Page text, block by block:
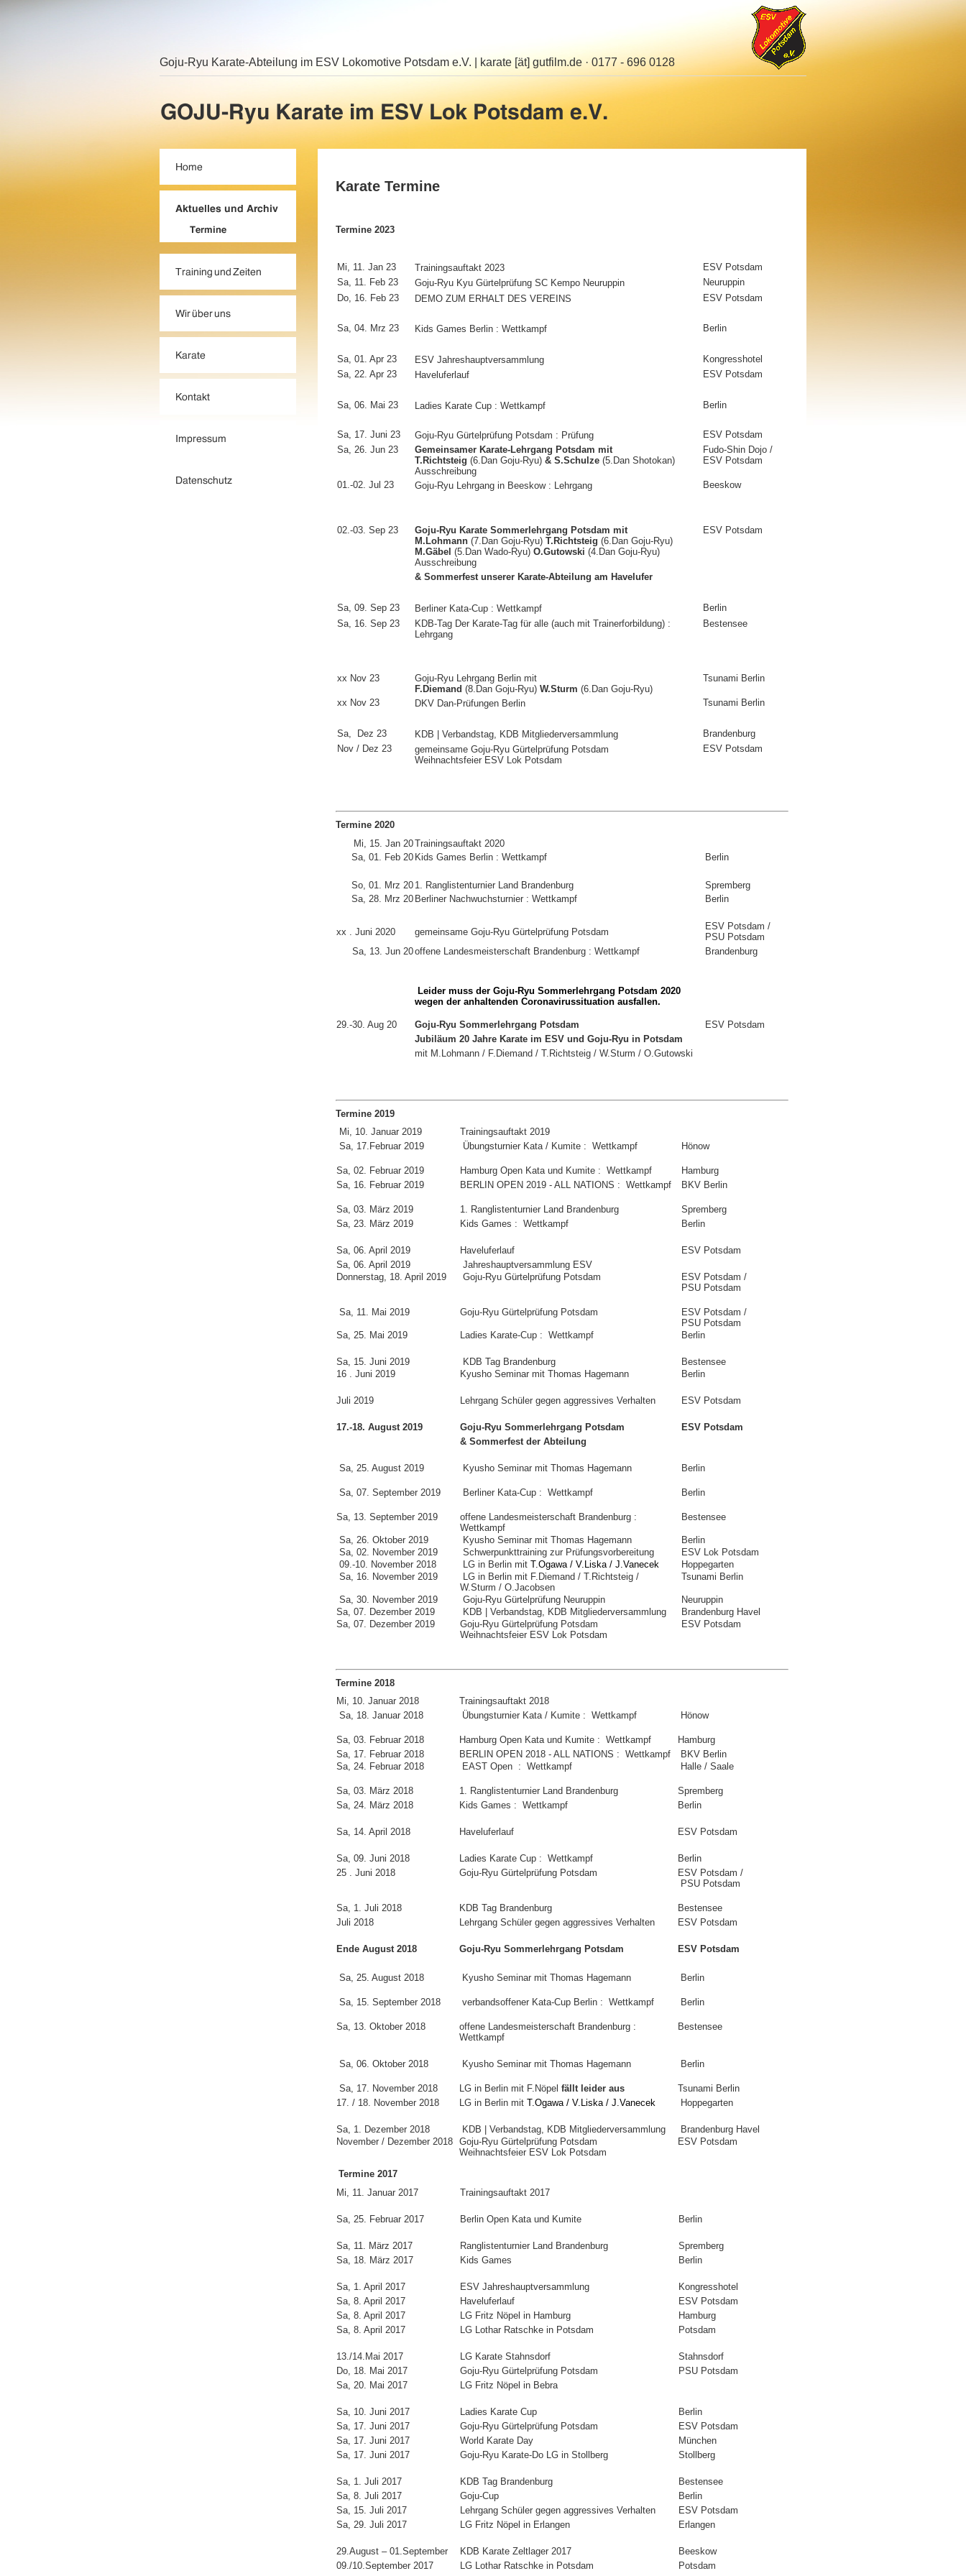
Goju-Ryu Karate-Abteilung im ESV Lokomotive Potsdam e.V. karate [ät] gutfilm.de · 0177 - 696 0128
Karate Termine
Termine 2023
Mi, 11. Jan 23 Trainingsauftakt 2023
ESV Potsdam
Sa, 11. Feb 23
Goju-Ryu Kyu Gürtelprüfung SC Kempo Neuruppin
Neuruppin
Do, 16. Feb 23
DEMO ZUM ERHALT DES VEREINS ESV Potsdam
Sa, 04. Mrz 23 Kids Games Berlin : Wettkampf Berlin
Sa, 01. Apr 23 ESV Jahreshauptversammlung
Kongresshotel
Sa, 22. Apr 23
Haveluferlauf ESV Potsdam
Sa, 06. Mai 23 Ladies Karate Cup : Wettkampf Berlin
Sa, 17. Juni 23 Goju-Ryu Gürtelprüfung Potsdam : Prüfung
ESV Potsdam
Sa, 26. Jun 23
Gemeinsamer Karate-Lehrgang Potsdam mit
T.Richtsteig (6.Dan Goju-Ryu) & S.Schulze (5.Dan Shotokan)
Ausschreibung
Fudo-Shin Dojo /
ESV Potsdam
01.-02. Jul 23 Goju-Ryu Lehrgang in Beeskow: Lehrgang Beeskow
02.-03. Sep 23 Goju-Ryu Karate Sommerlehrgang Potsdam mit
M.Lohmann (7.Dan Goju-Ryu) T.Richtsteig (6.Dan Goju-Ryu)
M.Gäbel (5.Dan Wado-Ryu) O.Gutowski (4.Dan Goju-Ryu)
Ausschreibung
ESV Potsdam
& Sommerfest unserer Karate-Abteilung am Havelufer
Sa, 09. Sep 23 Berliner Kata-Cup : Wettkampf
Berlin
Sa, 16. Sep 23
KDB-Tag Der Karate-Tag für alle (auch mit Trainerforbildung) :
Lehrgang
Bestensee
xx Nov 23
Goju-Ryu Lehrgang Berlin mit
F.Diemand (8.Dan Goju-Ryu) W.Sturm (6.Dan Goju-Ryu)
Tsunami Berlin
xx Nov 23 DKV Dan-Prüfungen Berlin Tsunami Berlin
Sa, Dez 23 KDB | Verbandstag, KDB Mitgliederversammlung
Brandenburg
Nov / Dez 23
gemeinsame Goju-Ryu Gürtelprüfung Potsdam
Weihnachtsfeier ESV Lok Potsdam
ESV Potsdam
Termine 2020
Mi, 15. Jan 20Trainingsauftakt 2020
Sa, 01. Feb 20 Kids Games Berlin : Wettkampf Berlin
So, 01. Mrz 20 1. Ranglistenturnier Land Brandenburg
Spremberg
Sa, 28. Mrz 20 Berliner Nachwuchsturnier : Wettkampf Berlin
xx . Juni 2020 gemeinsame Goju-Ryu Gürtelprüfung Potsdam
ESV Potsdam /
PSU Potsdam
Sa, 13. Jun 20offene Landesmeisterschaft Brandenburg : Wettkampf Brandenburg
Leider muss der Goju-Ryu Sommerlehrgang Potsdam 2020
wegen der anhaltenden Coronavirussituation ausfallen.
29.-30. Aug 20 Goju-Ryu Sommerlehrgang Potsdam
ESV Potsdam
Jubiläum 20 Jahre Karate im ESV und Goju-Ryu in Potsdam
mit M.Lohmann / F.Diemand / T.Richtsteig / W.Sturm / O.Gutowski
Termine 2019
Mi, 10. Januar 2019
Trainingsauftakt 2019
Sa, 17.Februar 2019
Übungsturnier Kata / Kumite : Wettkampf Hönow
Sa, 02. Februar 2019 Hamburg Open Kata und Kumite : Wettkampf
Hamburg
Sa, 16. Februar 2019
BERLIN OPEN 2019 - ALL NATIONS : Wettkampf BKV Berlin
Sa, 03. März 2019 1. Ranglistenturnier Land Brandenburg
Spremberg
Sa, 23. März 2019
Kids Games : Wettkampf Berlin
Sa, 06. April 2019 Haveluferlauf
ESV Potsdam
Sa, 06. April 2019
Jahreshauptversammlung ESV
Donnerstag, 18. April 2019
Goju-Ryu Gürtelprüfung Potsdam
ESV Potsdam /
PSU Potsdam
Sa, 11. Mai 2019 Goju-Ryu Gürtelprüfung Potsdam
ESV Potsdam /
PSU Potsdam
Sa, 25. Mai 2019
Ladies Karate-Cup : Wettkampf Berlin
Sa, 15. Juni 2019 KDB Tag Brandenburg
Bestensee
16 . Juni 2019
Kyusho Seminar mit Thomas Hagemann Berlin
Juli 2019 Lehrgang Schüler gegen aggressives Verhalten ESV Potsdam
17.-18. August 2019 Goju-Ryu Sommerlehrgang Potsdam
ESV Potsdam
& Sommerfest der Abteilung
Sa, 25. August 2019 Kyusho Seminar mit Thomas Hagemann Berlin
Sa, 07. September 2019 Berliner Kata-Cup : Wettkampf Berlin
Sa, 13. September 2019
offene Landesmeisterschaft Brandenburg :
Wettkampf
Bestensee
Sa, 26. Oktober 2019 Kyusho Seminar mit Thomas Hagemann
Berlin
Sa, 02. November 2019
Schwerpunkttraining zur Prüfungsvorbereitung
ESV Lok Potsdam
09.-10. November 2018
LG in Berlin mit T.Ogawa / V.Liska / J.Vanecek
Hoppegarten
Sa, 16. November 2019
LG in Berlin mit F.Diemand / T.Richtsteig /
W.Sturm / O.Jacobsen
Tsunami Berlin
Sa, 30. November 2019 Goju-Ryu Gürtelprüfung Neuruppin
Neuruppin
Sa, 07. Dezember 2019
KDB | Verbandstag, KDB Mitgliederversammlung
Brandenburg Havel
Sa, 07. Dezember 2019
Goju-Ryu Gürtelprüfung Potsdam
Weihnachtsfeier ESV Lok Potsdam
ESV Potsdam
Termine 2018
Mi, 10. Januar 2018
Trainingsauftakt 2018
Sa, 18. Januar 2018
Übungsturnier Kata / Kumite : Wettkampf Hönow
Sa, 03. Februar 2018 Hamburg Open Kata und Kumite : Wettkampf
Hamburg
Sa, 17. Februar 2018
BERLIN OPEN 2018 - ALL NATIONS : Wettkampf
BKV Berlin
Sa, 24. Februar 2018
EAST Open : Wettkampf Halle / Saale
Sa, 03. März 2018 1. Ranglistenturnier Land Brandenburg
Spremberg
Sa, 24. März 2018
Kids Games : Wettkampf Berlin
Sa, 14. April 2018 Haveluferlauf ESV Potsdam
Sa, 09. Juni 2018 Ladies Karate Cup : Wettkampf
Berlin
25 . Juni 2018
Goju-Ryu Gürtelprüfung Potsdam
ESV Potsdam /
PSU Potsdam
Sa, 1. Juli 2018 KDB Tag Brandenburg
Bestensee
Juli 2018
Lehrgang Schüler gegen aggressives Verhalten ESV Potsdam
Ende August 2018 Goju-Ryu Sommerlehrgang Potsdam ESV Potsdam
Sa, 25. August 2018 Kyusho Seminar mit Thomas Hagemann Berlin
Sa, 15. September 2018 verbandsoffener Kata-Cup Berlin : Wettkampf Berlin
Sa, 13. Oktober 2018
offene Landesmeisterschaft Brandenburg :
Wettkampf
Bestensee
Sa, 06. Oktober 2018 Kyusho Seminar mit Thomas Hagemann Berlin
Sa, 17. November 2018 LG in Berlin mit F.Nöpel fällt leider aus
Tsunami Berlin
17. / 18. November 2018
LG in Berlin mit T.Ogawa / V.Liska / J.Vanecek Hoppegarten
Sa, 1. Dezember 2018 KDB | Verbandstag, KDB Mitgliederversammlung
Brandenburg Havel
November / Dezember 2018 Goju-Ryu Gürtelprüfung Potsdam
Weihnachtsfeier ESV Lok Potsdam
ESV Potsdam
Termine 2017
Mi, 11. Januar 2017
Trainingsauftakt 2017
Sa, 25. Februar 2017 Berlin Open Kata und Kumite Berlin
Sa, 11. März 2017 Ranglistenturnier Land Brandenburg
Spremberg
Sa, 18. März 2017
Kids Games Berlin
Sa, 1. April 2017 ESV Jahreshauptversammlung
Kongresshotel
Sa, 8. April 2017
Haveluferlauf
ESV Potsdam
Sa, 8. April 2017
LG Fritz Nöpel in Hamburg
Hamburg
Sa, 8. April 2017
LG Lothar Ratschke in Potsdam Potsdam
13./14.Mai 2017 LG Karate Stahnsdorf
Stahnsdorf
Do, 18. Mai 2017
Goju-Ryu Gürtelprüfung Potsdam
PSU Potsdam
Sa, 20. Mai 2017
LG Fritz Nöpel in Bebra
Sa, 10. Juni 2017 Ladies Karate Cup
Berlin
Sa, 17. Juni 2017
Goju-Ryu Gürtelprüfung Potsdam
ESV Potsdam
Sa, 17. Juni 2017
World Karate Day
München
Sa, 17. Juni 2017
Goju-Ryu Karate-Do LG in Stollberg Stollberg
Sa, 1. Juli 2017 KDB Tag Brandenburg
Bestensee
Sa, 8. Juli 2017
Goju-Cup
Berlin
Sa, 15. Juli 2017
Lehrgang Schüler gegen aggressives Verhalten
ESV Potsdam
Sa, 29. Juli 2017
LG Fritz Nöpel in Erlangen Erlangen
29.August – 01.September KDB Karate Zeltlager 2017
Beeskow
09./10.September 2017
LG Lothar Ratschke in Potsdam Potsdam